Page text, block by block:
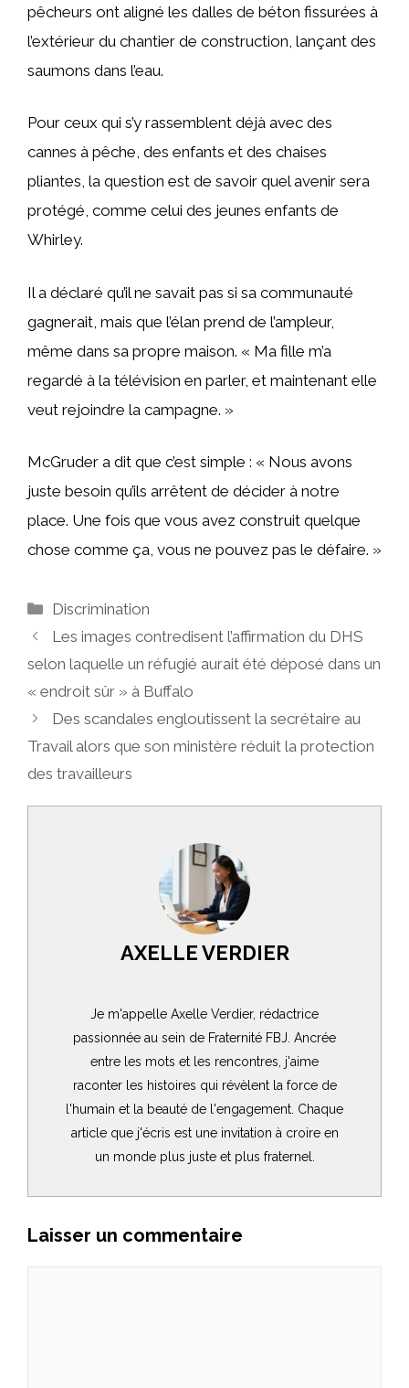
pêcheurs ont aligné les dalles de béton fissurées à
l’extérieur du chantier de construction, lançant des
saumons dans l’eau.
Pour ceux qui s’y rassemblent déjà avec des
cannes à pêche, des enfants et des chaises
pliantes, la question est de savoir quel avenir sera
protégé, comme celui des jeunes enfants de
Whirley.
Il a déclaré qu’il ne savait pas si sa communauté
gagnerait, mais que l’élan prend de l’ampleur,
même dans sa propre maison. « Ma fille m’a
regardé à la télévision en parler, et maintenant elle
veut rejoindre la campagne. »
McGruder a dit que c’est simple : « Nous avons
juste besoin qu’ils arrêtent de décider à notre
place. Une fois que vous avez construit quelque
chose comme ça, vous ne pouvez pas le défaire. »
Catégories
Discrimination
Les images contredisent l’affirmation du DHS
selon laquelle un réfugié aurait été déposé dans un
« endroit sûr » à Buffalo
Des scandales engloutissent la secrétaire au
Travail alors que son ministère réduit la protection
des travailleurs
AXELLE VERDIER
Je m'appelle Axelle Verdier, rédactrice
passionnée au sein de Fraternité FBJ. Ancrée
entre les mots et les rencontres, j'aime
raconter les histoires qui révèlent la force de
l'humain et la beauté de l'engagement. Chaque
article que j'écris est une invitation à croire en
un monde plus juste et plus fraternel.
Laisser un commentaire